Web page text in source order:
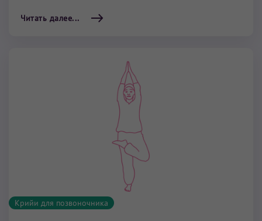
Читать далее...
Крийи для позвоночника